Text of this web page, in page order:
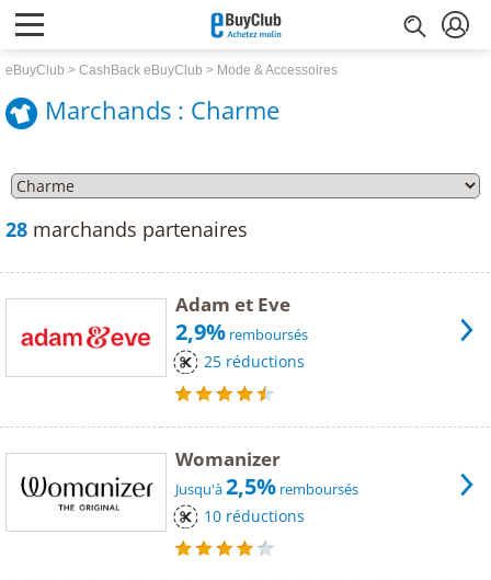
eBuyClub CashBack eBuyClub Mode & Accessoires
Marchands : Charme
28 marchands partenaires
Adam et Eve
2,9% remboursés
25 réductions
Womanizer
Jusqu'à2,5% remboursés
10 réductions